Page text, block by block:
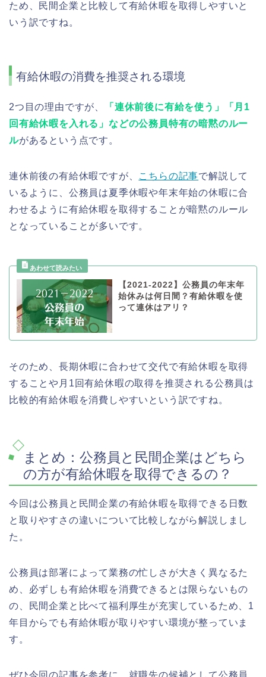
ため、民間企業と比較して有給休暇を取得しやすいと
いう訳ですね。
有給休暇の消費を推奨される環境
2つ目の理由ですが、
「連休前後に有給を使う」「月1
回有給休暇を入れる」などの公務員特有の暗黙のルー
ルがあるという点です。
連休前後の有給休暇ですが、 こちらの記事で解説して
いるように、公務員は夏季休暇や年末年始の休暇に合
わせるように有給休暇を取得することが暗黙のルール
となっていることが多いです。
【2021‐2022】公務員の年末年
始休みは何日間？有給休暇を使
って連休はアリ？
そのため、長期休暇に合わせて交代で有給休暇を取得
することや月1回有給休暇の取得を推奨される公務員は
比較的有給休暇を消費しやすいという訳ですね。
まとめ：公務員と民間企業はどちら
の方が有給休暇を取得できるの？
今回は公務員と民間企業の有給休暇を取得できる日数
と取りやすさの違いについて比較しながら解説しまし
た。
公務員は部署によって業務の忙しさが大きく異なるた
め、必ずしも有給休暇を消費できるとは限らないもの
の、民間企業と比べて福利厚生が充実しているため、1
年目からでも有給休暇が取りやすい環境が整っていま
す。
ぜひ今回の記事を参考に、就職先の候補として公務員